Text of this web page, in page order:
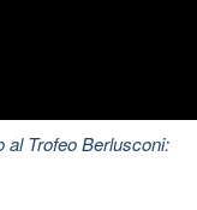
al Trofeo Berlusconi: